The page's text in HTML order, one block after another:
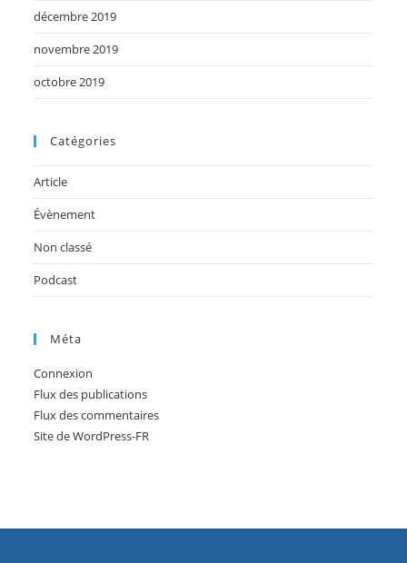
décembre 2019
novembre 2019
octobre 2019
Catégories
Article
Évènement
Non classé
Podcast
Méta
Connexion
Flux des publications
Flux des commentaires
Site de WordPress-FR